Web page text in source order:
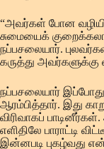
“அவர்கள் போன
சுமையைக்
நப்பசலையார்.
கருத்து
நப்பசலையார்
ஆரம்பித்தார். இது
விரிவாகப்
எளிதிலே பாராட்டி
இன்னபடி புகழ்வது